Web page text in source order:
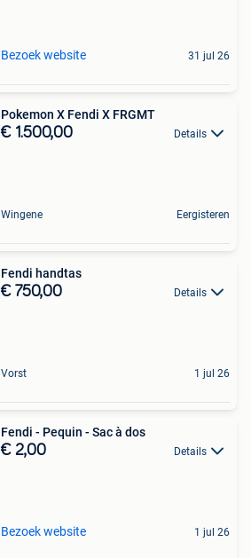
Bezoek website 31 jul 26
Pokemon X Fendi X FRGMT
€ 1.500,00 Details
Wingene Eergisteren
Fendi handtas
€ 750,00 Details
Vorst 1 jul 26
Fendi - Pequin - Sac à dos
€ 2,00 Details
Bezoek website 1 jul 26